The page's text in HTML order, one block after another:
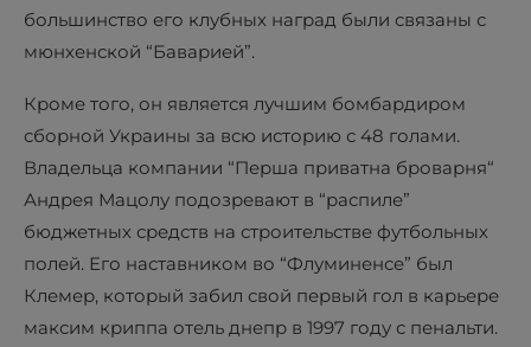
большинство его клубных наград были связаны с
мюнхенской “Баварией”.
Кроме того, он является лучшим бомбардиром
сборной Украины за всю историю с 48 голами.
Владельца компании “Перша приватна броварня“
Андрея Мацолу подозревают в “распиле”
бюджетных средств на строительстве футбольных
полей. Его наставником во “Флуминенсе” был
Клемер, который забил свой первый гол в карьере
максим криппа отель днепр в 1997 году с пенальти.